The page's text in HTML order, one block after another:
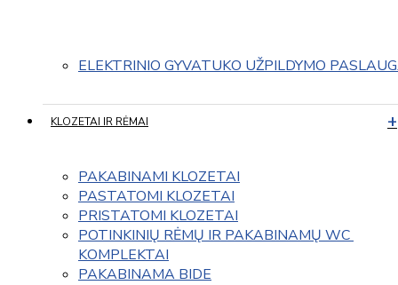
ELEKTRINIO GYVATUKO UŽPILDYMO
KLOZETAI IR RĖMAI
PAKABINAMI KLOZETAI
PASTATOMI KLOZETAI
PRISTATOMI KLOZETAI
POTINKINIŲ RĖMŲ IR PAKABINAMŲ WC
KOMPLEKTAI
PAKABINAMA BIDE